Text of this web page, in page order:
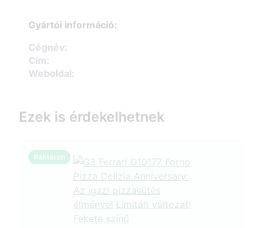
Gyártói információ:
Cégnév:
Cím:
Weboldal:
Ezek is érdekelhetnek
Raktáron